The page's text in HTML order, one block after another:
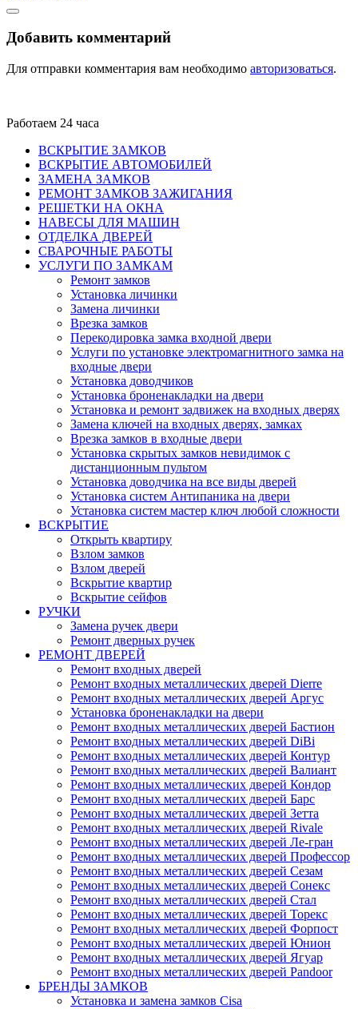
Добавить комментарий
Для отправки комментария вам необходимо авторизоваться.
Работаем 24 часа
ВСКРЫТИЕ ЗАМКОВ
ВСКРЫТИЕ АВТОМОБИЛЕЙ
ЗАМЕНА ЗАМКОВ
РЕМОНТ ЗАМКОВ ЗАЖИГАНИЯ
РЕШЕТКИ НА ОКНА
НАВЕСЫ ДЛЯ МАШИН
ОТДЕЛКА ДВЕРЕЙ
СВАРОЧНЫЕ РАБОТЫ
УСЛУГИ ПО ЗАМКАМ
Ремонт замков
Установка личинки
Замена личинки
Врезка замков
Перекодировка замка входной двери
Услуги по установке электромагнитного замка на
входные двери
Установка доводчиков
Установка броненакладки на двери
Установка и ремонт задвижек на входных дверях
Замена ключей на входных дверях, замках
Врезка замков в входные двери
Установка скрытых замков невидимок с
дистанционным пультом
Установка доводчика на все виды дверей
Установка систем Антипаника на двери
Установка систем мастер ключ любой сложности
ВСКРЫТИЕ
Открыть квартиру
Взлом замков
Взлом дверей
Вскрытие квартир
Вскрытие сейфов
РУЧКИ
Замена ручек двери
Ремонт дверных ручек
РЕМОНТ ДВЕРЕЙ
Ремонт входных дверей
Ремонт входных металлических дверей Dierre
Ремонт входных металлических дверей Аргус
Установка броненакладки на двери
Ремонт входных металлических дверей Бастион
Ремонт входных металлических дверей DiBi
Ремонт входных металлических дверей Контур
Ремонт входных металлических дверей Валиант
Ремонт входных металлических дверей Кондор
Ремонт входных металлических дверей Барс
Ремонт входных металлических дверей Зетта
Ремонт входных металлических дверей Rivale
Ремонт входных металлических дверей Ле-гран
Ремонт входных металлических дверей Профессор
Ремонт входных металлических дверей Сезам
Ремонт входных металлических дверей Сонекс
Ремонт входных металлических дверей Стал
Ремонт входных металлических дверей Торекс
Ремонт входных металлических дверей Форпост
Ремонт входных металлических дверей Юнион
Ремонт входных металлических дверей Ягуар
Ремонт входных металлических дверей Pandoor
БРЕНДЫ ЗАМКОВ
Установка и замена замков Cisa